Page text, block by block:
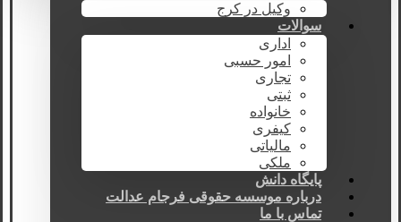
وکیل در کرج
سوالات
اداری
امور حسبی
تجاری
ثبتی
خانواده
کیفری
مالیاتی
ملکی
پایگاه دانش
درباره موسسه حقوقی فرجام عدالت
تماس با ما